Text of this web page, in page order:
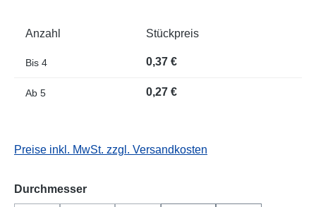
Anzahl Stückpreis
Bis 4 0,37 €
Ab 5 0,27 €
Preise inkl. MwSt. zzgl. Versandkosten
Durchmesserauswählen